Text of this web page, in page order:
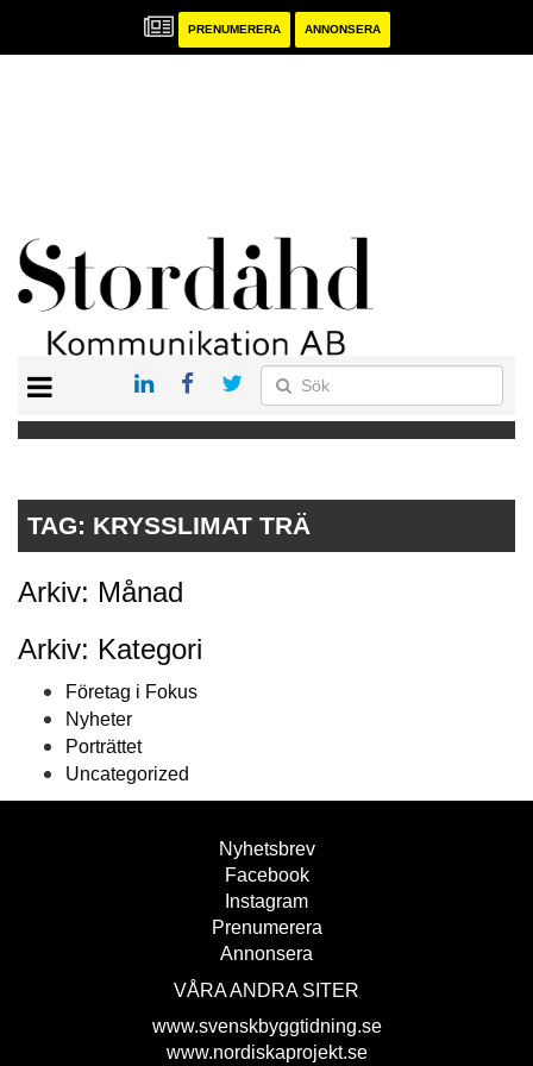
PRENUMERERA ANNONSERA
TAG: KRYSSLIMAT TRÄ
Arkiv: Månad
Arkiv: Kategori
Företag i Fokus
Nyheter
Porträttet
Uncategorized
Nyhetsbrev
Facebook
Instagram
Prenumerera
Annonsera
VÅRA ANDRA SITER
www.svenskbyggtidning.se
www.nordiskaprojekt.se